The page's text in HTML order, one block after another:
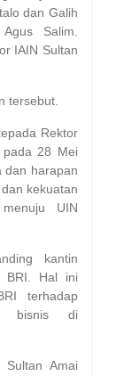
dan Galih
Salim.
IAIN Sultan
tersebut.
Rektor
pada 28 Mei
dan harapan
kekuatan
UIN
kantin
BRI. Hal ini
terhadap
bisnis di
Sultan Amai